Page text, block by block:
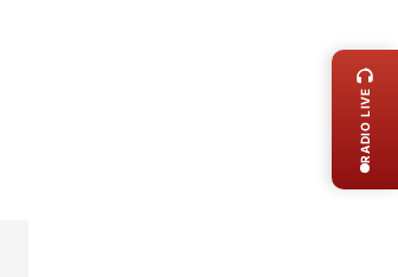
RADIO LIVE